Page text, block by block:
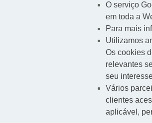
O serviço
em toda a
Para mais
Utilizamos
Os cookies
relevantes
seu
Vários
clientes
aplicável,